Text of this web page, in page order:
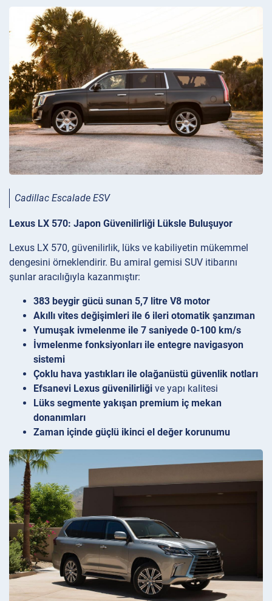
Cadillac Escalade ESV
Lexus LX 570: Japon Güvenilirliği Lüksle Buluşuyor
Lexus LX 570, güvenilirlik, lüks ve kabiliyetin mükemmel
dengesini örneklendirir. Bu amiral gemisi SUV itibarını
şunlar aracılığıyla kazanmıştır:
383 beygir gücü sunan 5,7 litre V8 motor
Akıllı vites değişimleri ile 6 ileri otomatik şanzıman
Yumuşak ivmelenme ile 7 saniyede 0-100 km/s
İvmelenme fonksiyonları ile entegre navigasyon
sistemi
Çoklu hava yastıkları ile olağanüstü güvenlik notları
Efsanevi Lexus güvenilirliği ve yapı kalitesi
Lüks segmente yakışan premium iç mekan
donanımları
Zaman içinde güçlü ikinci el değer korunumu